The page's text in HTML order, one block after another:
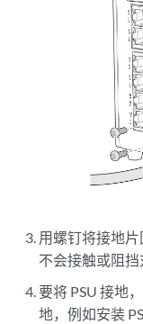
用螺钉将接地
不会接触或阻挡
要将 PSU 接地
地，例如安装